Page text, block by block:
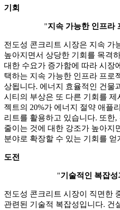
기회
"지속 가능한 인프라
전도성 콘크리트 시장은 지속 가
높아지면서 상당한 기회를 목격
대한 수요가 증가함에 따라 시장
택하는 지속 가능한 인프라 프로
상됩니다. 에너지 효율적인 건물
시티의 부상은 또 다른 기회를
젝트의 20%가 에너지 절약 애플
리트를 활용하고 있습니다. 또한
줄이는 것에 대한 강조가 높아지
분야로 확장할 수 있는 기회를 얻
도전
"기술적인 복잡
전도성 콘크리트 시장이 직면한
관련된 기술적 복잡성입니다. 건